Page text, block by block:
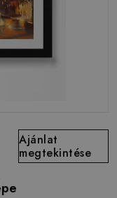
Ajánlat
megtekintése